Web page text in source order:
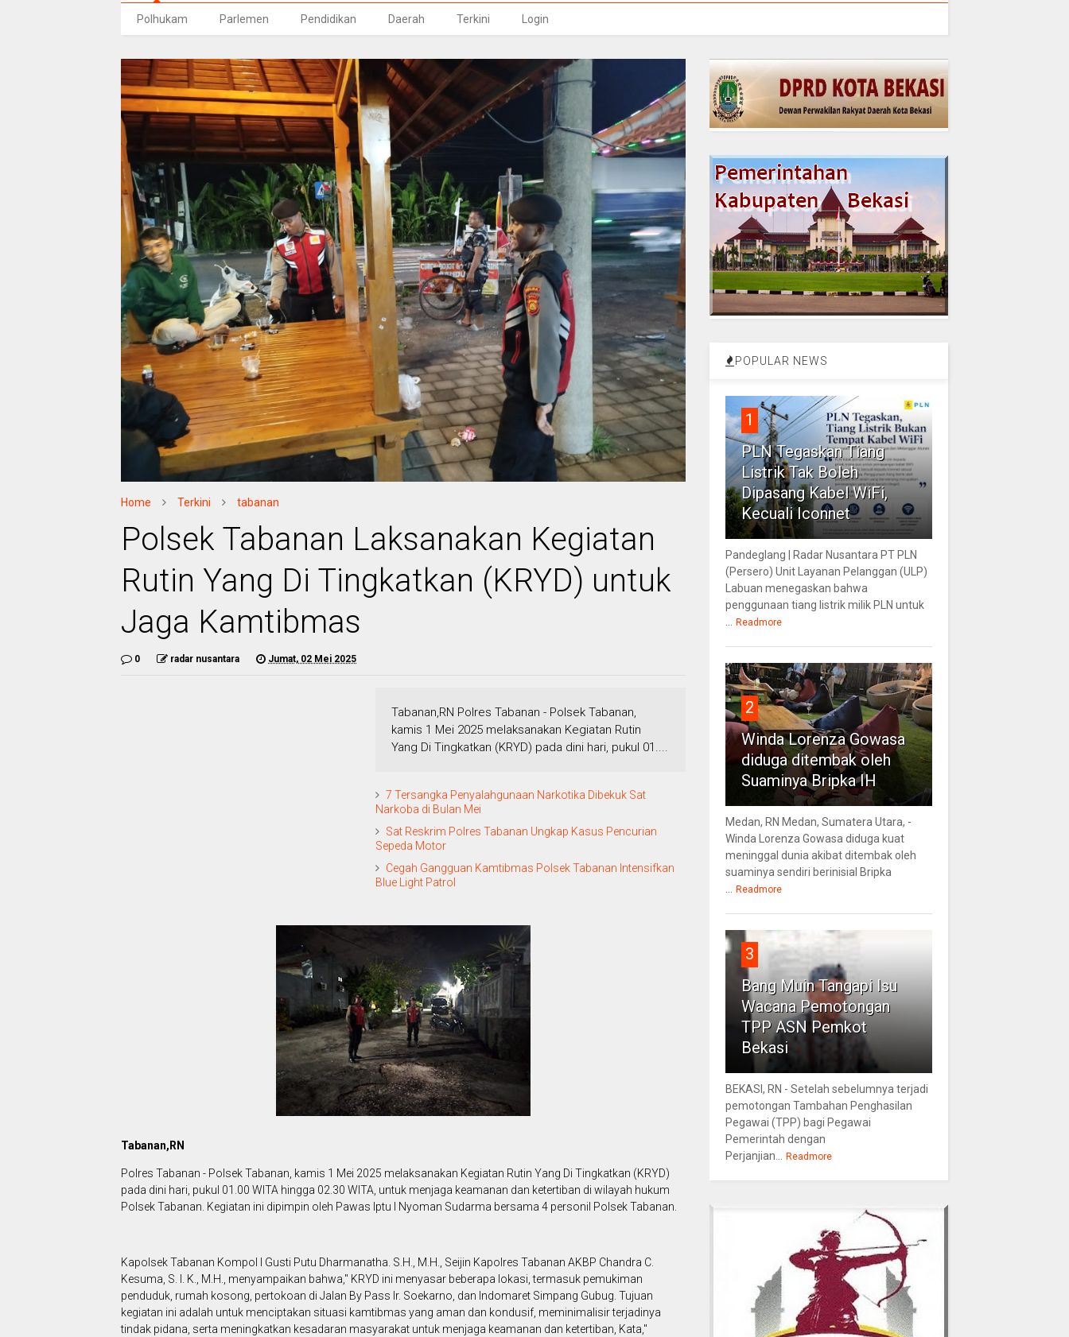
Polhukam Parlemen Pendidikan Daerah Terkini Login
Home Terkini tabanan
Polsek Tabanan Laksanakan Kegiatan
Rutin Yang Di Tingkatkan (KRYD) untuk
Jaga Kamtibmas
0 radar nusantara Jumat, 02 Mei 2025
Tabanan,RN Polres Tabanan - Polsek Tabanan,
kamis 1 Mei 2025 melaksanakan Kegiatan Rutin
Yang Di Tingkatkan (KRYD) pada dini hari, pukul 01....
7 Tersangka Penyalahgunaan Narkotika Dibekuk Sat
Narkoba di Bulan Mei
Sat Reskrim Polres Tabanan Ungkap Kasus Pencurian
Sepeda Motor
Cegah Gangguan Kamtibmas Polsek Tabanan Intensifkan
Blue Light Patrol
Tabanan,RN
Polres Tabanan - Polsek Tabanan, kamis 1 Mei 2025 melaksanakan Kegiatan Rutin Yang Di Tingkatkan (KRYD)
pada dini hari, pukul 01.00 WITA hingga 02.30 WITA, untuk menjaga keamanan dan ketertiban di wilayah hukum
Polsek Tabanan. Kegiatan ini dipimpin oleh Pawas Iptu I Nyoman Sudarma bersama 4 personil Polsek Tabanan.
Kapolsek Tabanan Kompol I Gusti Putu Dharmanatha. S.H., M.H., Seijin Kapolres Tabanan AKBP Chandra C.
Kesuma, S. I. K., M.H., menyampaikan bahwa," KRYD ini menyasar beberapa lokasi, termasuk pemukiman
penduduk, rumah kosong, pertokoan di Jalan By Pass Ir. Soekarno, dan Indomaret Simpang Gubug. Tujuan
kegiatan ini adalah untuk menciptakan situasi kamtibmas yang aman dan kondusif, meminimalisir terjadinya
tindak pidana, serta meningkatkan kesadaran masyarakat untuk menjaga keamanan dan ketertiban, Kata,"
POPULAR NEWS
1
PLN Tegaskan Tiang
Listrik Tak Boleh
Dipasang Kabel WiFi,
Kecuali Iconnet
Pandeglang | Radar Nusantara PT PLN
(Persero) Unit Layanan Pelanggan (ULP)
Labuan menegaskan bahwa
penggunaan tiang listrik milik PLN untuk
Readmore
2
Winda Lorenza Gowasa
diduga ditembak oleh
Suaminya Bripka IH
Medan, RN Medan, Sumatera Utara, -
Winda Lorenza Gowasa diduga kuat
meninggal dunia akibat ditembak oleh
suaminya sendiri berinisial Bripka
Readmore
3
Bang Muin Tangapi Isu
Wacana Pemotongan
TPP ASN Pemkot
Bekasi
BEKASI, RN - Setelah sebelumnya terjadi
pemotongan Tambahan Penghasilan
Pegawai (TPP) bagi Pegawai
Pemerintah dengan
Perjanjian...
Readmore